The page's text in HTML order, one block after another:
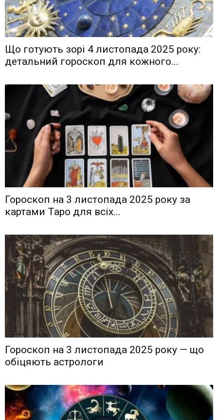
Що готують зорі 4 листопада 2025 року:
детальний гороскоп для кожного...
Гороскоп на 3 листопада 2025 року за
картами Таро для всіх...
Гороскоп на 3 листопада 2025 року — що
обіцяють астрологи